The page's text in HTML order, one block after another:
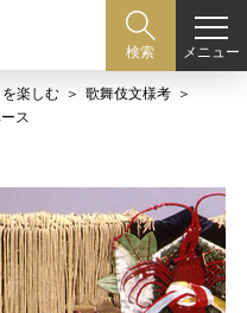
検索 メニュー
を楽しむ
歌舞伎文様考
ス